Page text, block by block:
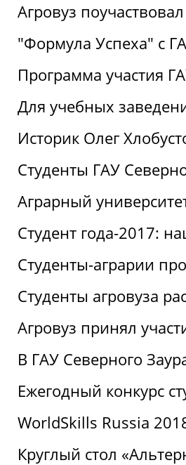
Агровуз
"Формула Успеха" с
Программа участия
Для учебных
Историк Олег
Студенты ГАУ
Аграрный
Студент года-2017:
Студенты-аграрии
Студенты агровуза
Агровуз принял
В ГАУ Северного
Ежегодный конкурс
WorldSkills Russia
Круглый стол